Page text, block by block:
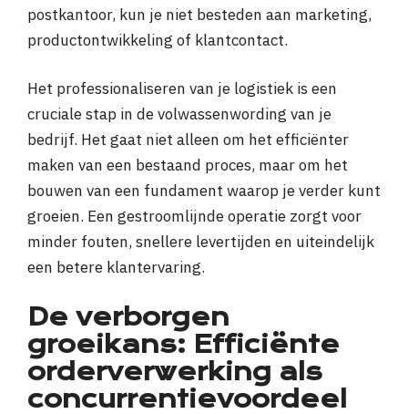
postkantoor, kun je niet besteden aan marketing,
productontwikkeling of klantcontact.
Het professionaliseren van je logistiek is een
cruciale stap in de volwassenwording van je
bedrijf. Het gaat niet alleen om het efficiënter
maken van een bestaand proces, maar om het
bouwen van een fundament waarop je verder kunt
groeien. Een gestroomlijnde operatie zorgt voor
minder fouten, snellere levertijden en uiteindelijk
een betere klantervaring.
De verborgen
groeikans: Efficiënte
orderverwerking als
concurrentievoordeel